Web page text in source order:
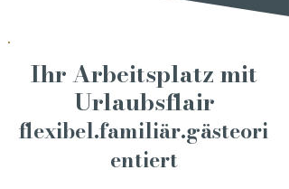
Ihr Arbeitsplatz mit
Urlaubsflair
flexibel.familiär.gästeori
entiert